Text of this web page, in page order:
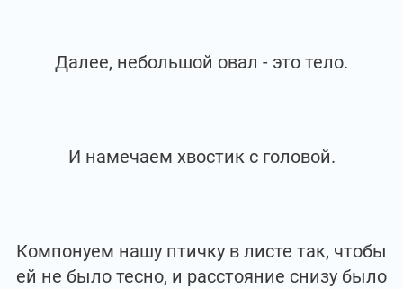
Далее, небольшой овал - это тело.
И намечаем хвостик с головой.
Компонуем нашу птичку в листе так, чтобы
ей не было тесно, и расстояние снизу было